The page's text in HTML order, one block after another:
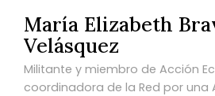
María Elizabeth
Velásquez
Militante y miembro de Acción
coordinadora de la Red por una